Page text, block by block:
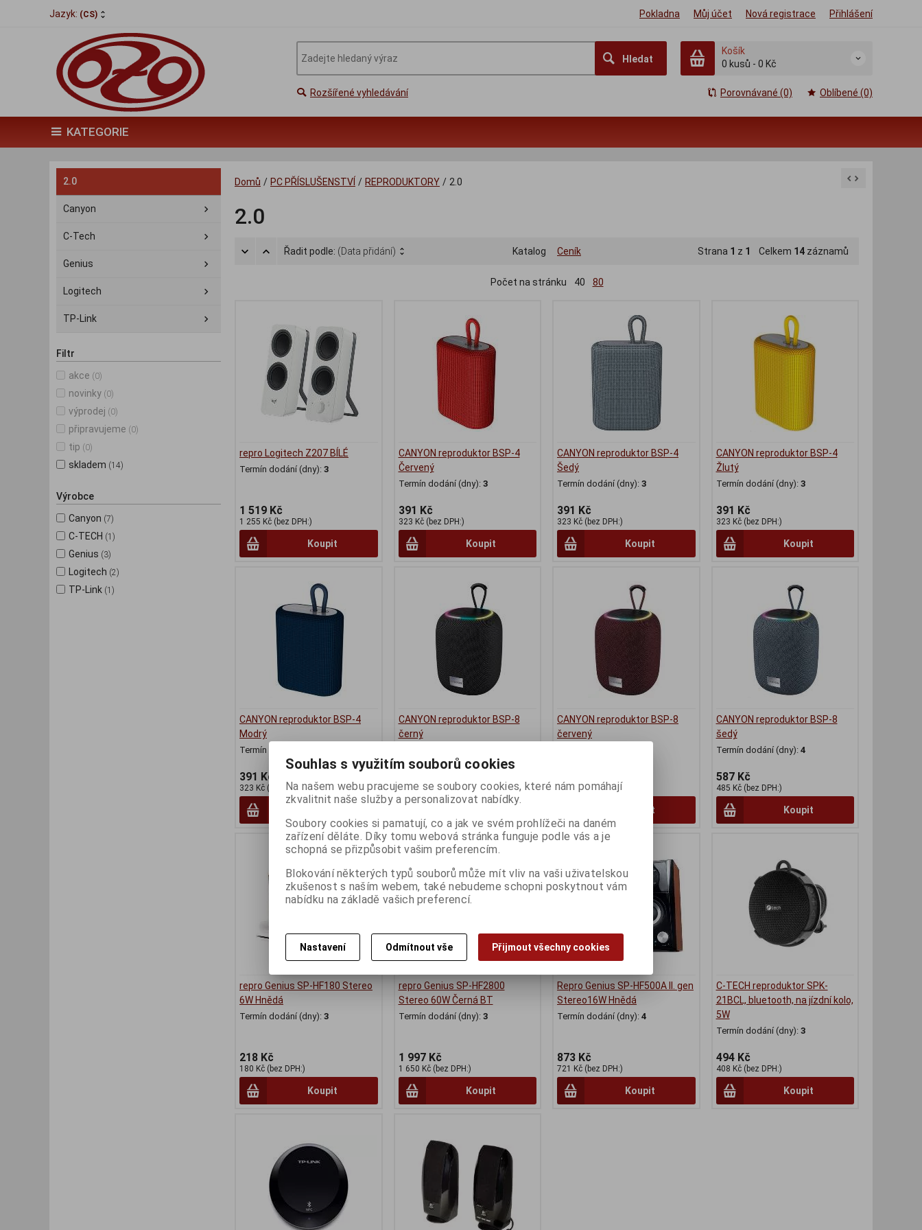
Jazyk: (CS) Pokladna Můj účet Nová registrace Přihlášení
Hledat
Košík
0 kusů - 0 Kč
Rozšířené vyhledávání Porovnávané (0) Oblíbené (0)
KATEGORIE
2.0
Canyon
C-Tech
Genius
Logitech
TP-Link
Filtr
akce (0)
novinky (0)
výprodej (0)
připravujeme (0)
tip (0)
skladem (14)
Výrobce
Canyon (7)
C-TECH (1)
Genius (3)
Logitech (2)
TP-Link (1)
Domů / PC PŘÍSLUŠENSTVÍ / REPRODUKTORY / 2.0
2.0
Řadit podle: (Data přidání) Katalog Ceník Strana 1 z 1 Celkem 14 záznamů
Počet na stránku 40 80
repro Logitech Z207 BÍLÉ
Termín dodání (dny): 3
1 519 Kč
1 255 Kč (bez DPH:)
Koupit
CANYON reproduktor BSP-4
Červený
Termín dodání (dny): 3
391 Kč
323 Kč (bez DPH:)
Koupit
CANYON reproduktor BSP-4
Šedý
Termín dodání (dny): 3
391 Kč
323 Kč (bez DPH:)
Koupit
CANYON reproduktor BSP-4
Žlutý
Termín dodání (dny): 3
391 Kč
323 Kč (bez DPH:)
Koupit
CANYON reproduktor BSP-4
Modrý
Termín dodání (dny):
391 Kč
323 Kč (bez DPH:)
CANYON reproduktor BSP-8
černý
485 Kč (bez DPH:)
CANYON reproduktor BSP-8
červený
485 Kč (bez DPH:)
Koupit
CANYON reproduktor BSP-8
šedý
Termín dodání (dny): 4
587 Kč
485 Kč (bez DPH:)
Koupit
repro Genius SP-HF180 Stereo
6W Hnědá
Termín dodání (dny): 3
218 Kč
180 Kč (bez DPH:)
Koupit
repro Genius SP-HF2800
Stereo 60W Černá BT
Termín dodání (dny): 3
1 997 Kč
1 650 Kč (bez DPH:)
Koupit
Repro Genius SP-HF500A II. gen
Stereo16W Hnědá
Termín dodání (dny): 4
873 Kč
721 Kč (bez DPH:)
Koupit
C-TECH reproduktor SPK-
21BCL, bluetooth, na jízdní kolo,
5W
Termín dodání (dny): 3
494 Kč
408 Kč (bez DPH:)
Koupit
Souhlas s využitím souborů cookies
Na našem webu pracujeme se soubory cookies, které nám pomáhají
zkvalitnit naše služby a personalizovat nabídky.
Soubory cookies si pamatují, co a jak ve svém prohlížeči na daném
zařízení děláte. Díky tomu webová stránka funguje podle vás a je
schopná se přizpůsobit vašim preferencím.
Blokování některých typů souborů může mít vliv na vaši uživatelskou
zkušenost s naším webem, také nebudeme schopni poskytnout vám
nabídku na základě vašich preferencí.
Nastavení Odmítnout vše Přijmout všechny cookies